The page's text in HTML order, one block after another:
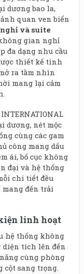
dương bao la,
quan ven biển
và suite
gian nghỉ
đa dạng nhu cầu
thiết kế tinh
ra tầm nhìn
mang lại cảm
dương, nét mộc
cùng các gam
công mang dấu
ái, bố cục không
đại và hệ thống
chi tiết đều
mang đến trải
linh hoạt
hệ thống không
diện tích lên đến
năng cùng phòng
cột sang trọng.